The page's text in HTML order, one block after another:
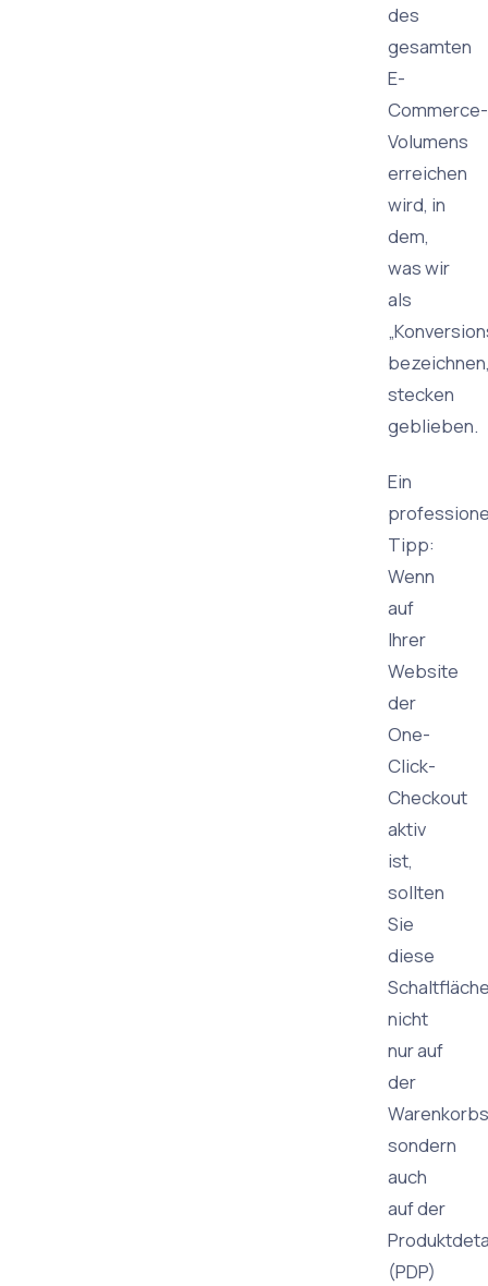
des
gesamten
E-
Commerce-
Volumens
erreichen
wird, in
dem,
was wir
als
stecken
geblieben.
Ein
Tipp:
Wenn
auf
Ihrer
Website
der
One-
Click-
Checkout
aktiv
ist,
sollten
Sie
diese
nicht
nur auf
der
sondern
auch
auf der
(PDP)